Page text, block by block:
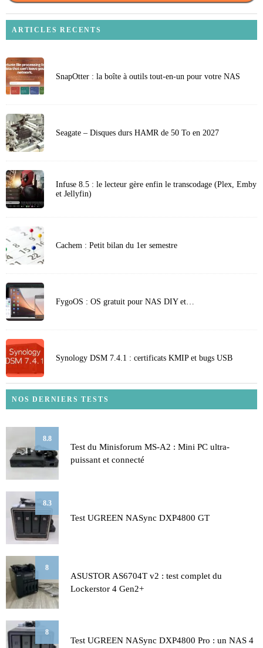
ARTICLES RECENTS
SnapOtter : la boîte à outils tout-en-un pour votre NAS
Seagate – Disques durs HAMR de 50 To en 2027
Infuse 8.5 : le lecteur gère enfin le transcodage (Plex, Emby
et Jellyfin)
Cachem : Petit bilan du 1er semestre
FygoOS : OS gratuit pour NAS DIY et…
Synology DSM 7.4.1 : certificats KMIP et bugs USB
NOS DERNIERS TESTS
8.8
Test du Minisforum MS-A2 : Mini PC ultra-
puissant et connecté
8.3
Test UGREEN NASync DXP4800 GT
8
ASUSTOR AS6704T v2 : test complet du
Lockerstor 4 Gen2+
8
Test UGREEN NASync DXP4800 Pro : un NAS 4